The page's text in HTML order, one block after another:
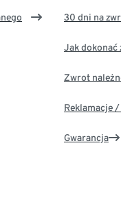
30 dni na
Jak dokonać
Zwrot
Reklamacje
Gwarancja